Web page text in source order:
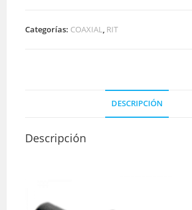
Categorías: COAXIAL, RIT
DESCRIPCIÓN
Descripción